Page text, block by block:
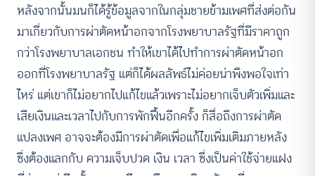
หลังจากนั้นมนก็ได้รู้ข้อมูลจากในกลุ่มชายข้ามเพศที่ส่งต่อกัน
มาเกี่ยวกับการผ่าตัดหน้าอกจากโรงพยาบาลรัฐที่มีราคาถูก
กว่าโรงพยาบาลเอกชน ทำให้เขาได้ไปทำการผ่าตัดหน้าอก
ออกที่โรงพยาบาลรัฐ แต่ก็ได้ผลลัพธ์ไม่ค่อยน่าพึงพอใจเท่า
ไหร่ แต่เขาก็ไม่อยากไปแก้ไขแล้วเพราะไม่อยากเจ็บตัวเพิ่มและ
เสียเงินและเวลาไปกับการพักฟื้นอีกครั้ง ก็สื่อถึงการผ่าตัด
แปลงเพศ อาจจะต้องมีการผ่าตัดเพื่อแก้ไขเพิ่มเติมภายหลัง
ซึ่งต้องแลกกับ ความเจ็บปวด เงิน เวลา ซึ่งเป็นค่าใช้จ่ายแฝง